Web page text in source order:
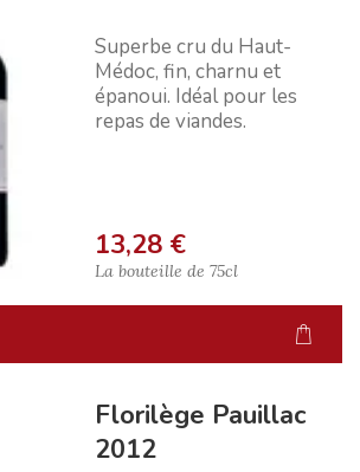
Superbe cru du Haut-
Médoc, fin, charnu et
épanoui. Idéal pour les
repas de viandes.
13,28 €
La bouteille de 75cl
Florilège Pauillac
2012